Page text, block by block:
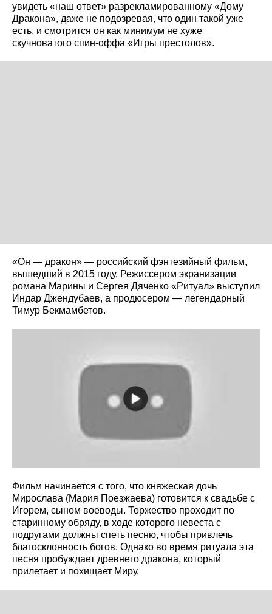
увидеть «наш ответ» разрекламированному «Дому
Дракона», даже не подозревая, что один такой уже
есть, и смотрится он как минимум не хуже
скучноватого спин-оффа «Игры престолов».
«Он — дракон» — российский фэнтезийный фильм,
вышедший в 2015 году. Режиссером экранизации
романа Марины и Сергея Дяченко «Ритуал» выступил
Индар Джендубаев, а продюсером — легендарный
Тимур Бекмамбетов.
Фильм начинается с того, что княжеская дочь
Мирослава (Мария Поезжаева) готовится к свадьбе с
Игорем, сыном воеводы. Торжество проходит по
старинному обряду, в ходе которого невеста с
подругами должны спеть песню, чтобы привлечь
благосклонность богов. Однако во время ритуала эта
песня пробуждает древнего дракона, который
прилетает и похищает Миру.